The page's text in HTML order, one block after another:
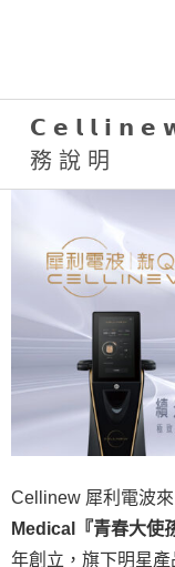
務說明
Cellinew 犀利電波
Medical『青春大使
年創立，旗下明星